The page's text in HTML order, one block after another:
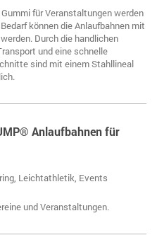
für Veranstaltungen werden
können die Anlaufbahnen mit
Durch die handlichen
und eine schnelle
sind mit einem Stahllineal
Anlaufbahnen für
Leichtathletik, Events
und Veranstaltungen.